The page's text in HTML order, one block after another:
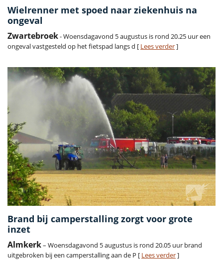
Wielrenner met spoed naar ziekenhuis na
ongeval
Zwartebroek- Woensdagavond 5 augustus is rond 20.25 uur een
ongeval vastgesteld op het fietspad langs d [ Lees verder]
Brand bij camperstalling zorgt voor grote
inzet
Almkerk– Woensdagavond 5 augustus is rond 20.05 uur brand
uitgebroken bij een camperstalling aan de P [ Lees verder]